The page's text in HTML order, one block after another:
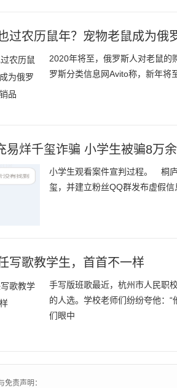
过农历鼠年？宠物老鼠成为俄
2020年将至，俄罗斯人对老鼠的
罗斯分类信息网Avito称，新年
易烊千玺诈骗 小学生被骗8万
小学生观看案件宣判过程。 桐
玺，并建立粉丝QQ群发布虚假
写歌教学生，首首不一样
手写版班歌最近，杭州市人民职
的人选。学校老师们纷纷夸他：
们眼中
免责声明：